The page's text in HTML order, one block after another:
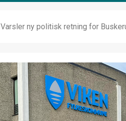
Varsler ny politisk retning for